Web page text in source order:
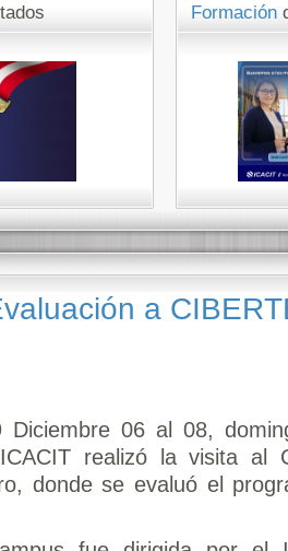
Formación
a
Diciembre 06 al 08,
realizó la visita al
donde se evaluó el